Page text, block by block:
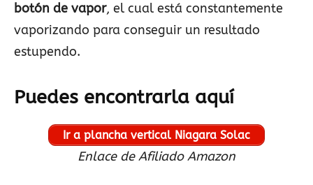
botón de vapor, el cual está constantemente
vaporizando para conseguir un resultado
estupendo.
Puedes encontrarla aquí
Ir a plancha vertical Niagara Solac
Enlace de Afiliado Amazon